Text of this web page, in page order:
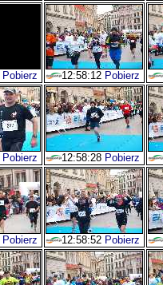
Pobierz 12:58:12 Pobierz
Pobierz 12:58:28 Pobierz
Pobierz 12:58:52 Pobierz